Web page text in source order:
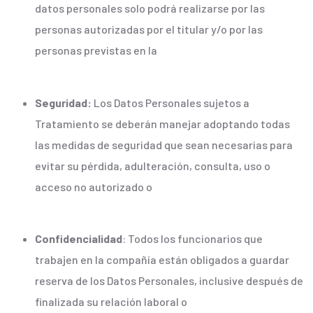
datos personales solo podrá realizarse por las
personas autorizadas por el titular y/o por las
personas previstas en la
Seguridad: Los Datos Personales sujetos a
Tratamiento se deberán manejar adoptando todas
las medidas de seguridad que sean necesarias para
evitar su pérdida, adulteración, consulta, uso o
acceso no autorizado o
Confidencialidad: Todos los funcionarios que
trabajen en la compañía están obligados a guardar
reserva de los Datos Personales, inclusive después de
finalizada su relación laboral o